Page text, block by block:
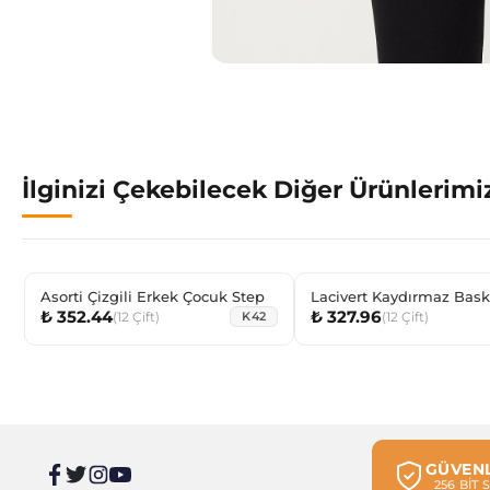
İlginizi Çekebilecek Diğer
Asorti Çizgili Erkek Çocuk Step
₺ 352.44(12 Çift) K42
Lacivert Kaydırmaz
Çocuk Görünmez Çorabı
₺ 327.96(12 Çift)
256 BİT